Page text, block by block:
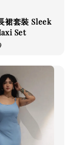
裙套裝 Sleek
Set